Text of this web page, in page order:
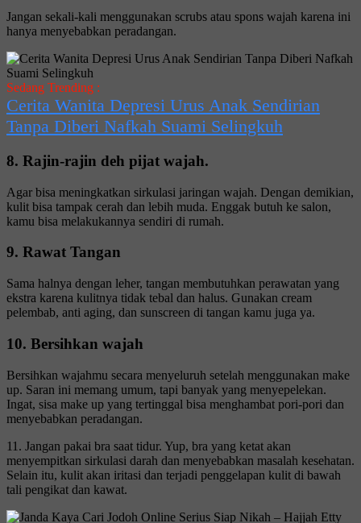
Jangan sekali-kali menggunakan scrubs atau spons wajah karena ini
hanya menyebabkan peradangan.
Sedang Trending :
Cerita Wanita Depresi Urus Anak Sendirian
Tanpa Diberi Nafkah Suami Selingkuh
8. Rajin-rajin deh pijat wajah.
Agar bisa meningkatkan sirkulasi jaringan wajah. Dengan demikian,
kulit bisa tampak cerah dan lebih muda. Enggak butuh ke salon,
kamu bisa melakukannya sendiri di rumah.
9. Rawat Tangan
Sama halnya dengan leher, tangan membutuhkan perawatan yang
ekstra karena kulitnya tidak tebal dan halus. Gunakan cream
pelembab, anti aging, dan sunscreen di tangan kamu juga ya.
10. Bersihkan wajah
Bersihkan wajahmu secara menyeluruh setelah menggunakan make
up. Saran ini memang umum, tapi banyak yang menyepelekan.
Ingat, sisa make up yang tertinggal bisa menghambat pori-pori dan
menyebabkan peradangan.
11. Jangan pakai bra saat tidur. Yup, bra yang ketat akan
menyempitkan sirkulasi darah dan menyebabkan masalah kesehatan.
Selain itu, kulit akan iritasi dan terjadi penggelapan kulit di bawah
tali pengikat dan kawat.